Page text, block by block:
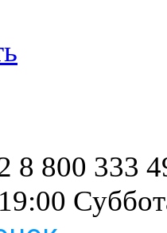
8 800 333